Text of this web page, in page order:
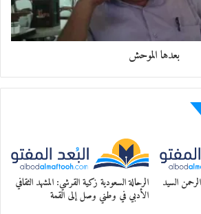
بعدها الموحش
السيد الرحالة السعودية زكية القرشي: المشهد الثقافي
الأدبي في وطني وصل إلى القمة